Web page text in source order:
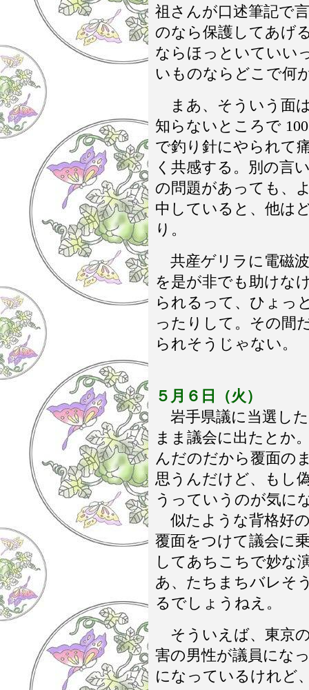
祖さんが口述筆記で
のなら保護してあげ
ならほっといていい
いものならどこで何
まあ、そういう面
知らないところで
で釣り針にやられて
く共感する。別の言
の問題があっても、
中していると、他は
り。
共産ゲリラに電磁
を是が非でも助けな
られるって、ひょっ
ったりして。その間
られそうじゃない。
５月６日（火）
岩手県議に当選し
まま議会に出たとか
んだのだから覆面の
思うんだけど、もし
うっていうのが気に
似たような背格好
覆面をつけて議会に
してあちこちで妙な
あ、たちまちバレそ
るでしょうねえ。
そういえば、東京
害の男性が議員にな
になっているけれど